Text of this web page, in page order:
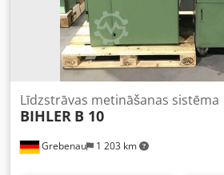
Grebenau 1 203 km
Līdzstrāvas metināšanas sistēma
BIHLER B 10